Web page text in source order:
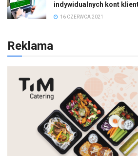
indywidualnych kont
16 CZERWCA 2021
Reklama